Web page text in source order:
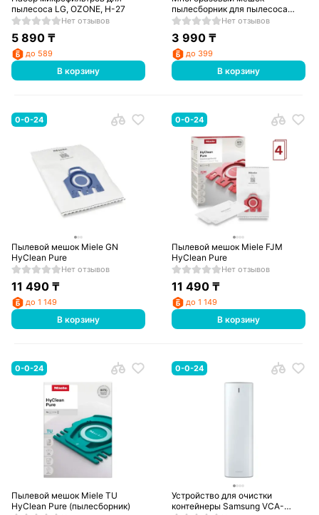
пылесоса LG, OZONE, H-27
Нет отзывов
5 890₸
до 589
В корзину
пылесборник для пылесоса
SAMSUNG, 1 шт., OZONE, MX-
VP-95
Нет отзывов
3 990 ₸
до 399
В корзину
0-0-24
Пылевой мешок Miele GN
HyClean Pure
Нет отзывов
11 490₸
до 1 149
В корзину
0-0-24
Пылевой мешок Miele FJM
HyClean Pure
Нет отзывов
11 490 ₸
до 1 149
В корзину
0-0-24
Пылевой мешок Miele TU
HyClean Pure (пылесборник)
0-0-24
Устройство для очистки
контейнеры Samsung VCA-